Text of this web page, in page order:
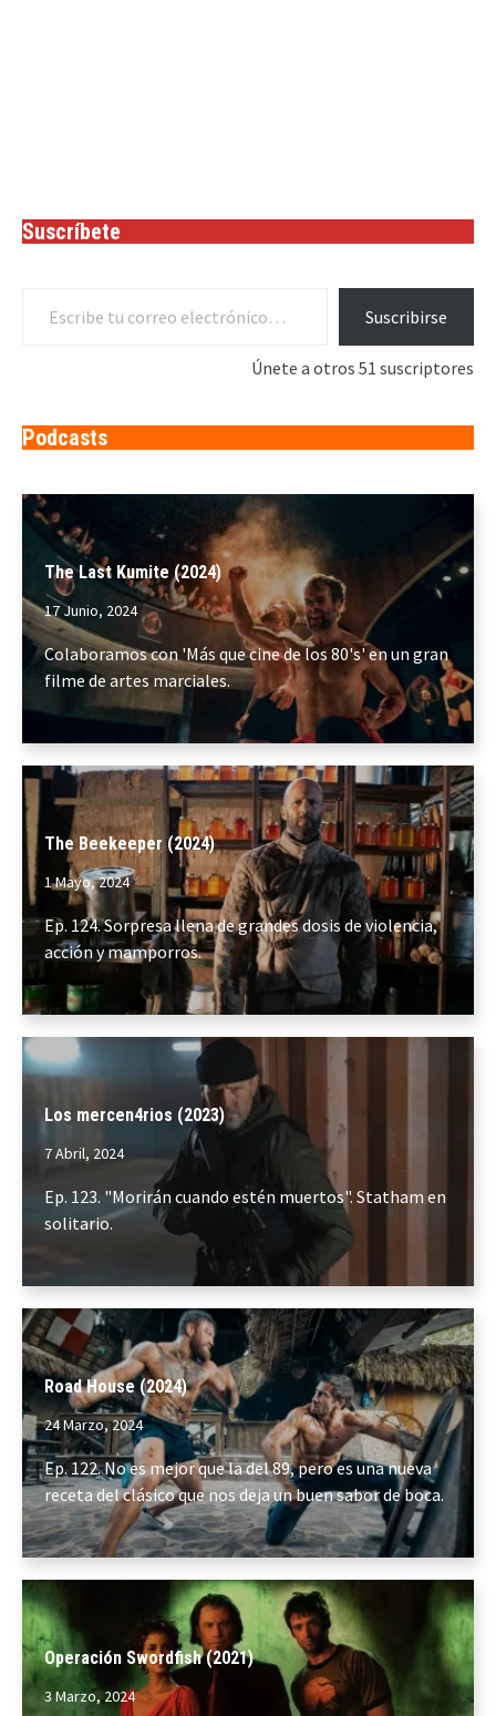
Suscríbete
Suscribirse
Únete a otros 51 suscriptores
Podcasts
The Last Kumite (2024)
17 Junio, 2024
Colaboramos con 'Más que cine de los 80's' en un gran
filme de artes marciales.
The Beekeeper (2024)
1 Mayo, 2024
Ep. 124. Sorpresa llena de grandes dosis de violencia,
acción y mamporros.
Los mercen4rios (2023)
7 Abril, 2024
Ep. 123. "Morirán cuando estén muertos". Statham en
solitario.
Road House (2024)
24 Marzo, 2024
Ep. 122. No es mejor que la del 89, pero es una nueva
receta del clásico que nos deja un buen sabor de boca.
Operación Swordfish (2021)
3 Marzo, 2024